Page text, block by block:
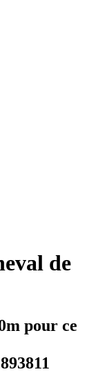
de
pour ce